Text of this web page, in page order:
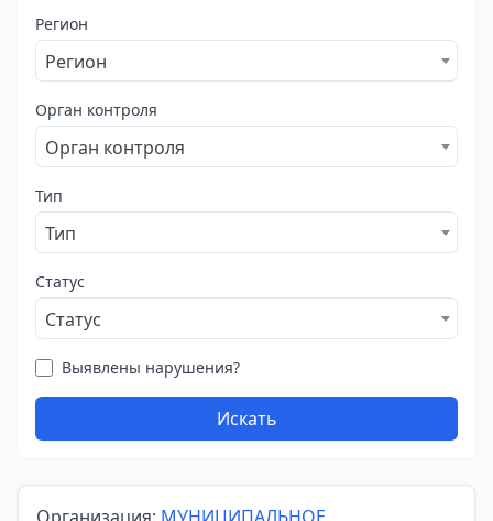
Регион
Регион
Орган контроля
Орган контроля
Тип
Тип
Статус
Статус
Выявлены нарушения?
Искать